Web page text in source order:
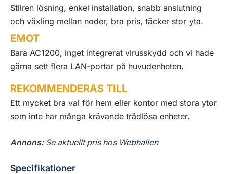
Stilren lösning, enkel installation, snabb anslutning
och växling mellan noder, bra pris, täcker stor yta.
EMOT
Bara AC1200, inget integrerat virusskydd och vi hade
gärna sett flera LAN-portar på huvudenheten.
REKOMMENDERAS TILL
Ett mycket bra val för hem eller kontor med stora ytor
som inte har många krävande trådlösa enheter.
Annons:Se aktuellt pris hos Webhallen
Specifikationer